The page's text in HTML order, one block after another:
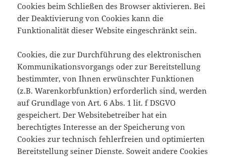
Cookies beim Schließen des Browser aktivieren. Bei
der Deaktivierung von Cookies kann die
Funktionalität dieser Website eingeschränkt sein.
Cookies, die zur Durchführung des elektronischen
Kommunikationsvorgangs oder zur Bereitstellung
bestimmter, von Ihnen erwünschter Funktionen
(z.B. Warenkorbfunktion) erforderlich sind, werden
auf Grundlage von Art. 6 Abs. 1 lit. f DSGVO
gespeichert. Der Websitebetreiber hat ein
berechtigtes Interesse an der Speicherung von
Cookies zur technisch fehlerfreien und optimierten
Bereitstellung seiner Dienste. Soweit andere Cookies